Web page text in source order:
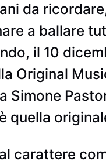
da
a ballare
il 10
Original
Simone
quella
carattere